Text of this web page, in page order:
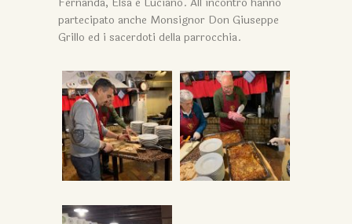
partecipato anche Monsignor Don Giuseppe
Grillo ed i sacerdoti della parrocchia.